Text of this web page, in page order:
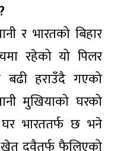
र भारतको बिहार
रहेको यो पिलर
बढी हराउँदै गएको
मुखियाको घरको
भारततर्फ छ भने